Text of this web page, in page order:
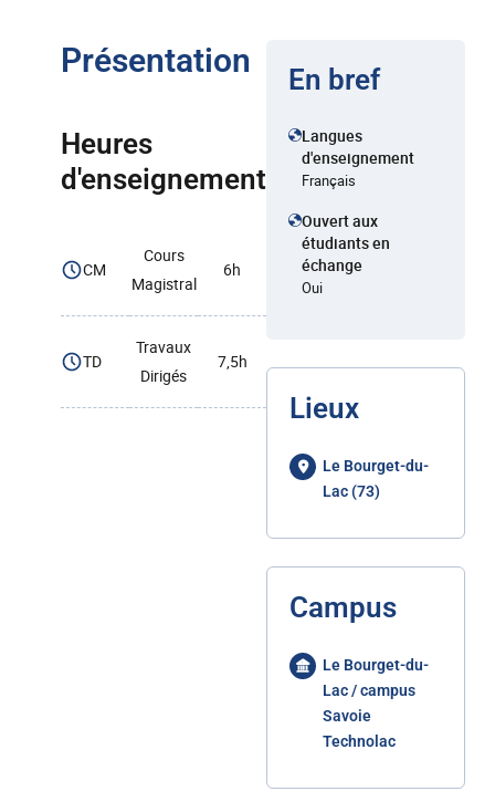
Présentation
Heures
d'enseignement
CM
Cours
Magistral
6h
TD
Travaux
Dirigés
7,5h
En bref
Langues
d'enseignement
Français
Ouvert aux
étudiants en
échange
Oui
Lieux
Le Bourget-du-
Lac (73)
Campus
Le Bourget-du-
Lac / campus
Savoie
Technolac